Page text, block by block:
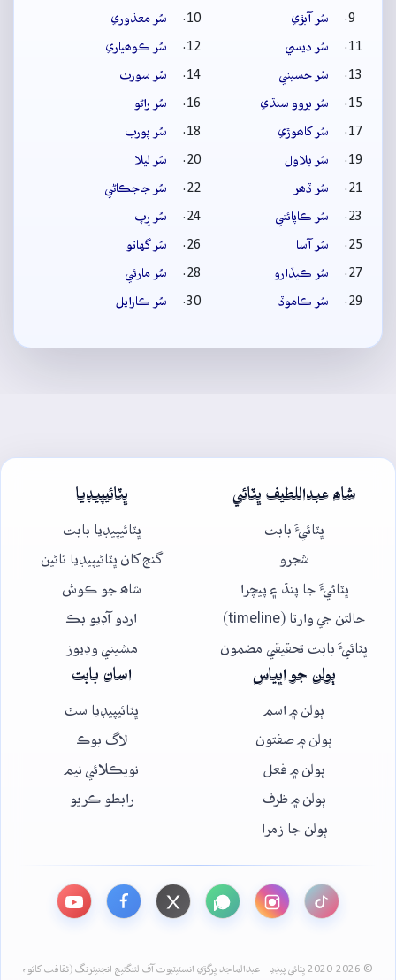
سُر آبڙي
سُر معذوري
سُر ديسي
سُر ڪوھياري
سُر حسيني
سُر سورٺ
سُر بروو سنڌي
سُر راڻو
سُر کاھوڙي
سُر پورب
سُر بلاول
سُر ليلا
سُر ڏھر
سُر جاجڪاڻي
سُر ڪاپائتي
سُر رِپ
سُر آسا
سُر گهاتو
سُر ڪيڏارو
سُر مارئي
سُر ڪاموڏ
سُر ڪارايل
شاھ عبداللطيف ڀٽائي
ڀٽائيءَ بابت
شجرو
ڀٽائيءَ جا پنڌ ۽ پيچرا
حالتن جي وارتا (timeline)
ڀٽائيءَ بابت تحقيقي مضمون
ڀٽائيپيڊيا
ڀٽائيپيڊيا بابت
گنج کان ڀٽائيپيڊيا تائين
شاھ جو ڪوش
اردو آڊيو بڪ
مشيني وڊيوز
ٻولن جو اڀياس
ٻولن ۾ اسم
ٻولن ۾ صفتون
ٻولن ۾ فعل
ٻولن ۾ ظرف
ٻولن جا زمرا
اسان بابت
ڀٽائيپيڊيا سٿ
لاگ بوڪ
نويڪلائي نيم
رابطو ڪريو
© 2020-2026 ڀٽائي پيڊيا - عبدالماجد ڀرڳڙي انسٽيٽيوٽ آف لئنگئيج انجنيئرنگ (ثقافت کاتو،